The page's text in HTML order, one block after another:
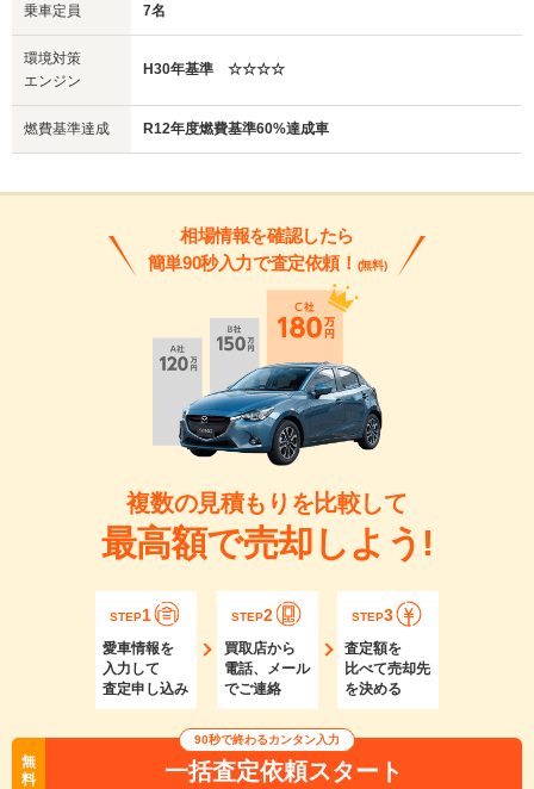
乗車定員 7名
環境対策
エンジン
H30年基準 ☆☆☆☆
燃費基準達成 R12年度燃費基準60%達成車
相場情報を確認したら
簡単90秒入力で査定依頼！ (無料)
複数の見積もりを比較して
最高額で売却しよう!
STEP1
愛車情報を
入力して
査定申し込み
STEP2
買取店から
電話、メール
でご連絡
STEP3
査定額を
比べて売却先
を決める
無
料
90秒で終わるカンタン入力
一括査定依頼スタート